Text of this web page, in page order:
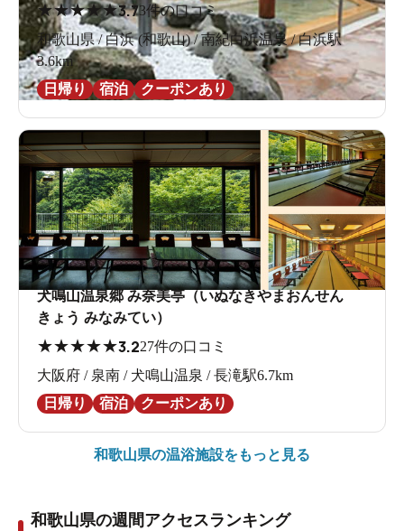
★★★★★3.73件の口コミ
和歌山県 / 白浜 (和歌山) / 南紀白浜温泉 / 白浜駅
3.6km
日帰り
宿泊 クーポンあり
犬鳴山温泉郷 み奈美亭（いぬなきやまおんせん
きょう みなみてい）
★★★★★3.227件の口コミ
大阪府 / 泉南 / 犬鳴山温泉 / 長滝駅6.7km
日帰り
宿泊 クーポンあり
和歌山県の温浴施設をもっと見る
和歌山県の週間アクセスランキング